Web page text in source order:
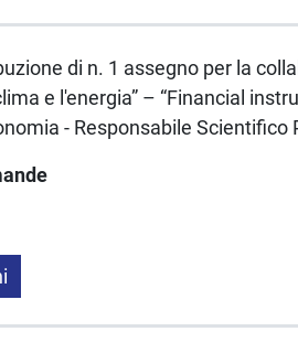
di n. 1 assegno per la
e l'energia” – “Financial
- Responsabile Scientifico